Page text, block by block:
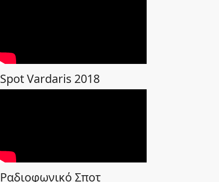
Spot Vardaris 2018
Ραδιοφωνικό Σποτ